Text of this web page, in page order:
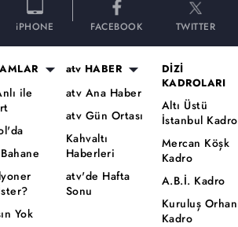
iPHONE FACEBOOK TWITTER
ile
Yok
atv HABER
atv Ana Haber
atv Gün Ortası
Kahvaltı
Haberleri
atv'de Hafta
Sonu
DİZİ
KADROLARI
Altı Üstü
İstanbul Kadro
Mercan Köşk
Kadro
A.B.İ. Kadro
Kuruluş Orhan
Kadro